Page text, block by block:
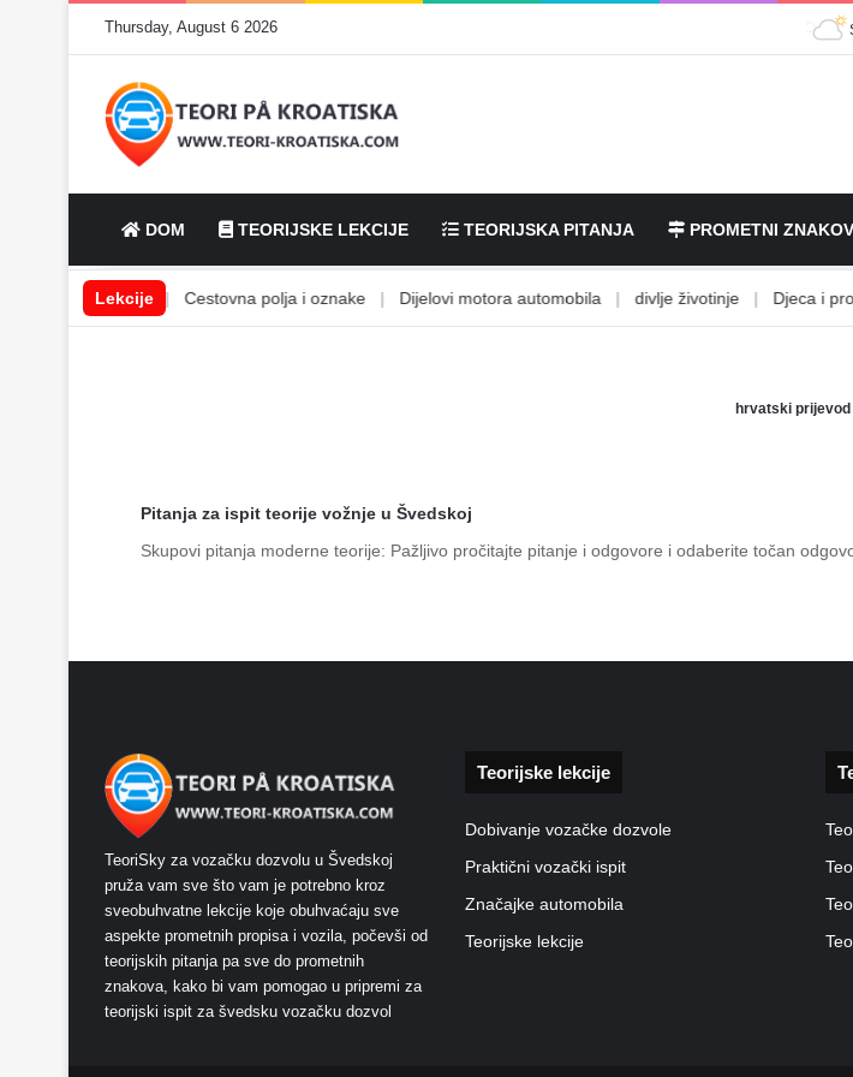
Thursday, August 6 2026
DOM TEORIJSKE LEKCIJE TEORIJSKA PITANJA PROMETNI
Lekcije
tekućine | Cestovna polja i oznake | Dijelovi motora automobila | divlje životinje | Djeca i promet
hrvatski
Pitanja za ispit teorije vožnje u Švedskoj
Skupovi pitanja moderne teorije: Pažljivo pročitajte pitanje i odgovore i odaberite točan
TeoriSky za vozačku dozvolu u Švedskoj
pruža vam sve što vam je potrebno kroz
sveobuhvatne lekcije koje obuhvaćaju sve
aspekte prometnih propisa i vozila, počevši od
teorijskih pitanja pa sve do prometnih
znakova, kako bi vam pomogao u pripremi za
teorijski ispit za švedsku vozačku dozvol
Teorijske lekcije
Dobivanje vozačke dozvole
Praktični vozački ispit
Značajke automobila
Teorijske lekcije